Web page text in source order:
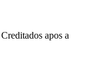
Creditados apos a